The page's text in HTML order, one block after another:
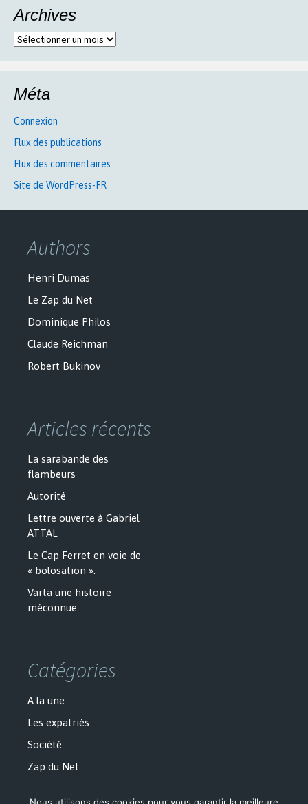
Archives
Archives
Méta
Connexion
Flux des publications
Flux des commentaires
Site de WordPress-FR
Authors
Henri Dumas
Le Zap du Net
Dominique Philos
Claude Reichman
Robert Bukinov
Articles récents
La sarabande des
flambeurs
Autorité
Lettre ouverte à Gabriel
ATTAL
Le Cap Ferret en voie de
« bolosation ».
Varta une histoire
méconnue
Catégories
A la une
Les expatriés
Société
Zap du Net